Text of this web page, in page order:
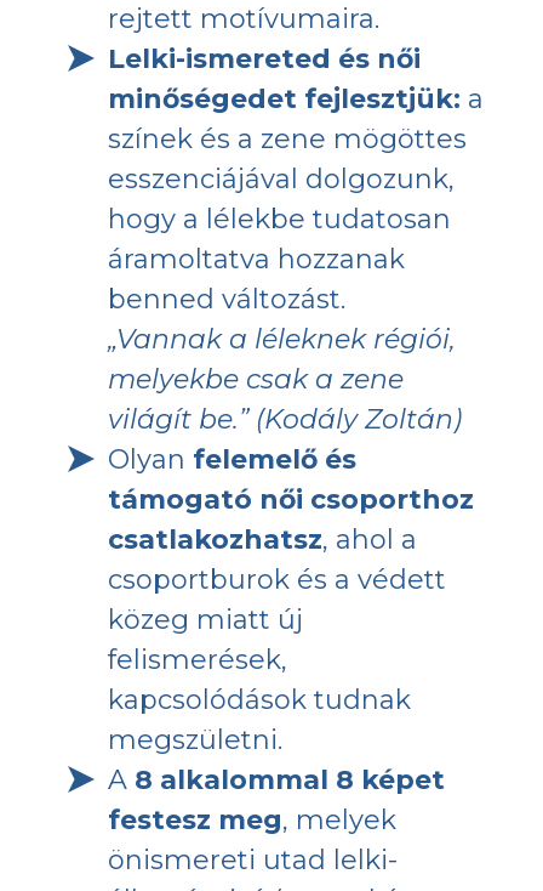
rejtett motívumaira.
Lelki-ismereted és női
minőségedet fejlesztjük: a
színek és a zene mögöttes
esszenciájával dolgozunk,
hogy a lélekbe tudatosan
áramoltatva hozzanak
benned változást.
„Vannak a léleknek régiói,
melyekbe csak a zene
világít be.” (Kodály Zoltán)
Olyan felemelő és
támogató női csoporthoz
csatlakozhatsz, ahol a
csoportburok és a védett
közeg miatt új
felismerések,
kapcsolódások tudnak
megszületni.
A 8 alkalommal 8 képet
festesz meg, melyek
önismereti utad lelki-